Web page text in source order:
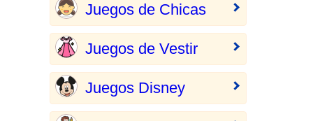
Juegos de Chicas
Juegos de Vestir
Juegos Disney